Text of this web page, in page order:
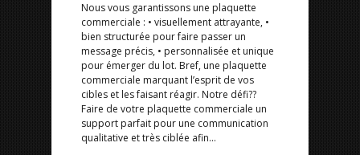
Nous vous garantissons une plaquette
commerciale : • visuellement attrayante, •
bien structurée pour faire passer un
message précis, • personnalisée et unique
pour émerger du lot. Bref, une plaquette
commerciale marquant l’esprit de vos
cibles et les faisant réagir. Notre défi??
Faire de votre plaquette commerciale un
support parfait pour une communication
qualitative et très ciblée afin...